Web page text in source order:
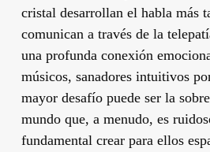
cristal desarrollan el habla más
comunican a través de la
una profunda conexión
músicos, sanadores intuitivos
mayor desafío puede ser la
mundo que, a menudo, es
fundamental crear para ellos